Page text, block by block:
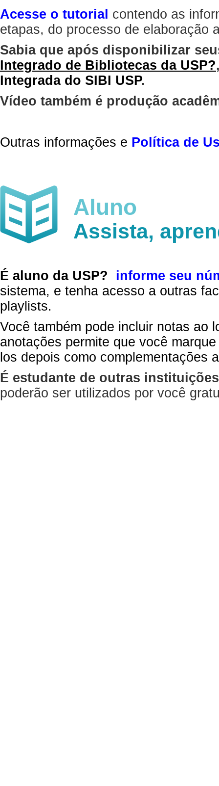
Acesse o tutorial contendo as
etapas, do processo de elaboração
Sabia que após disponibilizar
Integrado de Bibliotecas da USP?
Integrada do SIBI USP.
Vídeo também é produção
Outras informações e Política de
Aluno
Assista,
É aluno da USP?
informe seu
sistema, e tenha acesso a outras
playlists.
Você também pode incluir notas ao
anotações permite que você
los depois como complementações
É estudante de outras
poderão ser utilizados por você